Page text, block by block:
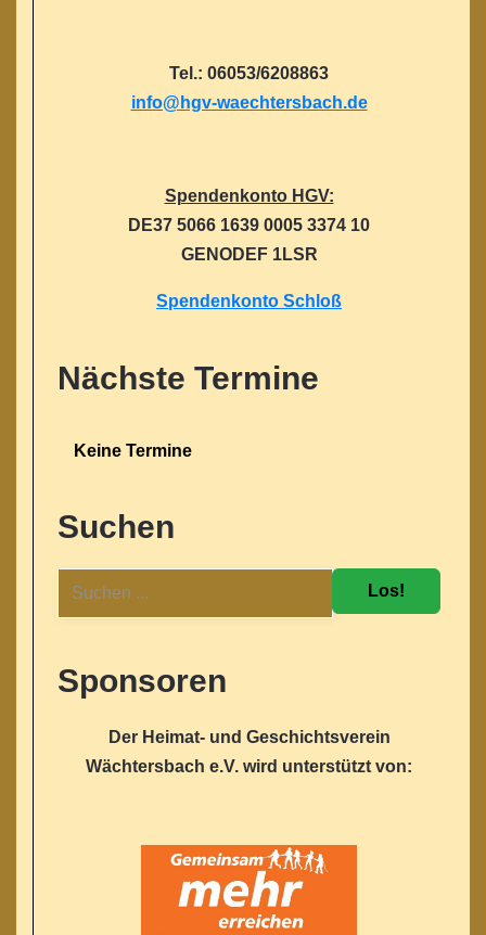
Tel.: 06053/6208863
info@hgv-waechtersbach.de
Spendenkonto HGV:
DE37 5066 1639 0005 3374 10
GENODEF 1LSR
Spendenkonto Schloß
Nächste Termine
Keine Termine
Suchen
Los!
Sponsoren
Der Heimat- und Geschichtsverein
Wächtersbach e.V. wird unterstützt von: